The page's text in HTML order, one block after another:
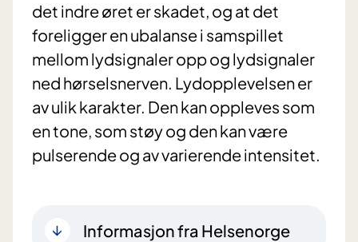
det indre øret er skadet, og at det
foreligger en ubalanse i samspillet
mellom lydsignaler opp og lydsignaler
ned hørselsnerven. Lydopplevelsen er
av ulik karakter. Den kan oppleves som
en tone, som støy og den kan være
pulserende og av varierende intensitet.
Informasjon fra Helsenorge